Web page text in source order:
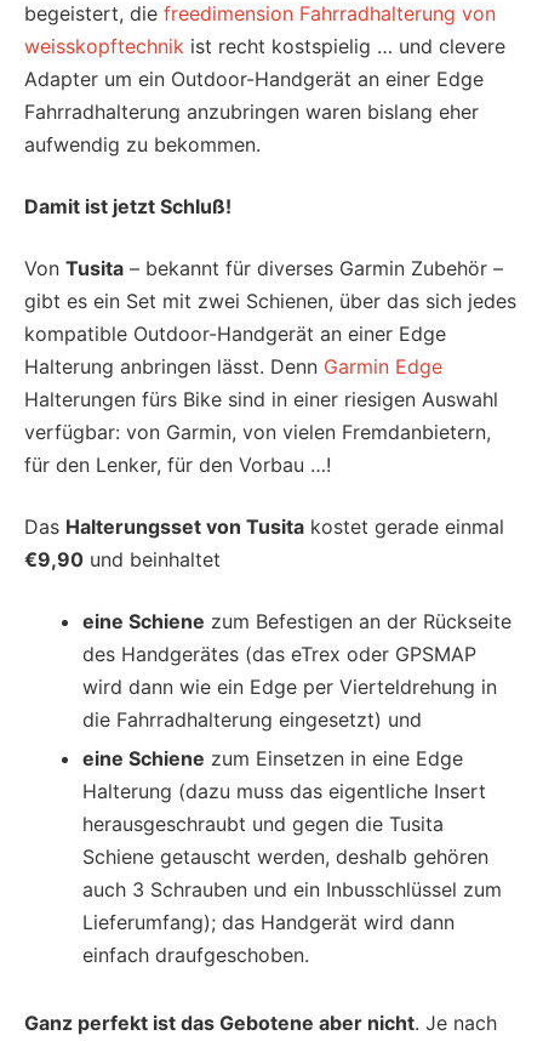
begeistert, die freedimension Fahrradhalterung von
weisskopftechnik ist recht kostspielig … und clevere
Adapter um ein Outdoor-Handgerät an einer Edge
Fahrradhalterung anzubringen waren bislang eher
aufwendig zu bekommen.
Damit ist jetzt Schluß!
Von Tusita – bekannt für diverses Garmin Zubehör –
gibt es ein Set mit zwei Schienen, über das sich jedes
kompatible Outdoor-Handgerät an einer Edge
Halterung anbringen lässt. Denn Garmin Edge
Halterungen fürs Bike sind in einer riesigen Auswahl
verfügbar: von Garmin, von vielen Fremdanbietern,
für den Lenker, für den Vorbau …!
Das Halterungsset von Tusita kostet gerade einmal
€9,90 und beinhaltet
eine Schiene zum Befestigen an der Rückseite
des Handgerätes (das eTrex oder GPSMAP
wird dann wie ein Edge per Vierteldrehung in
die Fahrradhalterung eingesetzt) und
eine Schiene zum Einsetzen in eine Edge
Halterung (dazu muss das eigentliche Insert
herausgeschraubt und gegen die Tusita
Schiene getauscht werden, deshalb gehören
auch 3 Schrauben und ein Inbusschlüssel zum
Lieferumfang); das Handgerät wird dann
einfach draufgeschoben.
Ganz perfekt ist das Gebotene aber nicht. Je nach